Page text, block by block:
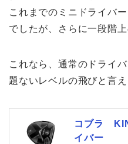
これまでのミニドライバ
でしたが、さらに一段階
これなら、通常のドライ
題ないレベルの飛びと言え
コブラ
イバー